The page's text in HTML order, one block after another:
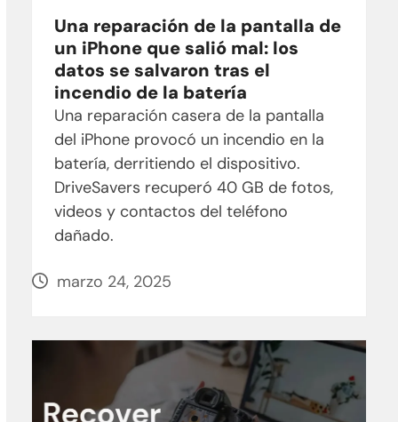
Una reparación de la pantalla de
un iPhone que salió mal: los
datos se salvaron tras el
incendio de la batería
Una reparación casera de la pantalla
del iPhone provocó un incendio en la
batería, derritiendo el dispositivo.
DriveSavers recuperó 40 GB de fotos,
videos y contactos del teléfono
dañado.
marzo 24, 2025